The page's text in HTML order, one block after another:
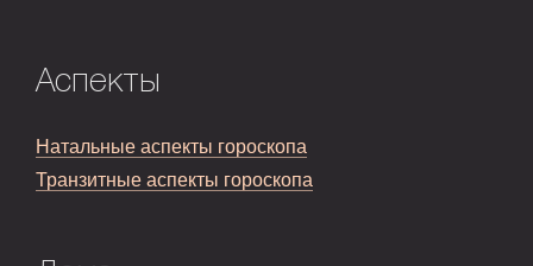
Аспекты
Натальные аспекты гороскопа
Транзитные аспекты гороскопа